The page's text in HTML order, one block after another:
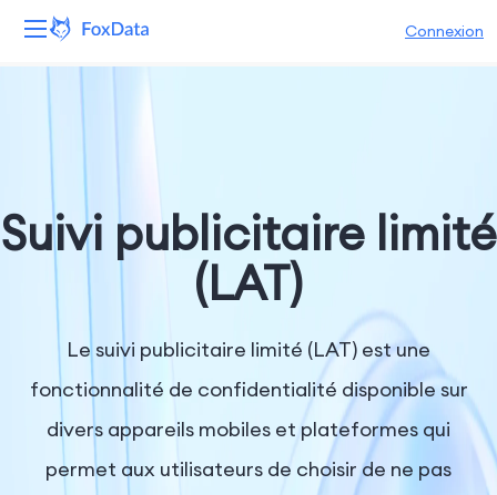
Connexion
Ressources
Tarifs
Entreprise
Suivi publicitaire limité
(LAT)
Le suivi publicitaire limité (LAT) est une
fonctionnalité de confidentialité disponible sur
divers appareils mobiles et plateformes qui
permet aux utilisateurs de choisir de ne pas